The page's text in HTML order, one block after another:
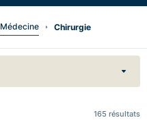
Médecine Chirurgie
165 résultats